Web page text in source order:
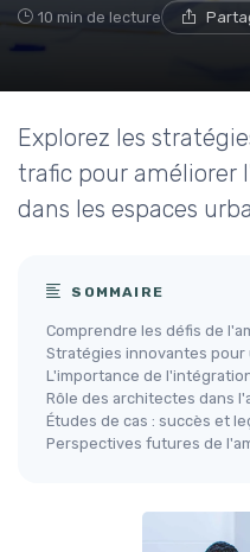
10 min de lecture
Explorez les
trafic pour améliorer
dans les espaces
SOMMAIRE
Comprendre les défis de
Stratégies innovantes pour
L'importance de
Rôle des architectes dans
Études de cas : succès et
Perspectives futures de